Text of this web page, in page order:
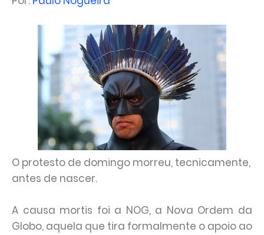
O protesto de domingo morreu, tecnicamente,
antes de nascer.
A causa mortis foi a NOG, a Nova Ordem da
Globo, aquela que tira formalmente o apoio ao